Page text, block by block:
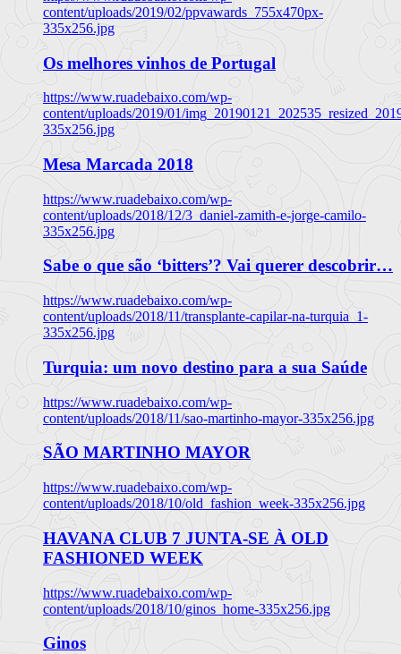
content/uploads/2019/02/ppvawards_755x470px-
335x256.jpg
Os melhores vinhos de Portugal
https://www.ruadebaixo.com/wp-
content/uploads/2019/01/
335x256.jpg
Mesa Marcada 2018
https://www.ruadebaixo.com/wp-
content/uploads/2018/12/3_daniel-zamith-e-jorge-camilo-
335x256.jpg
Sabe o que são ‘bitters’? Vai querer descobrir…
https://www.ruadebaixo.com/wp-
content/uploads/2018/11/transplante-capilar-na-turquia_1-
335x256.jpg
Turquia: um novo destino para a sua Saúde
https://www.ruadebaixo.com/wp-
content/uploads/2018/11/sao-martinho-mayor-335x256.jpg
SÃO MARTINHO MAYOR
https://www.ruadebaixo.com/wp-
content/uploads/2018/10/old_fashion_week-335x256.jpg
HAVANA CLUB 7 JUNTA-SE À OLD
FASHIONED WEEK
https://www.ruadebaixo.com/wp-
content/uploads/2018/10/ginos_home-335x256.jpg
Ginos